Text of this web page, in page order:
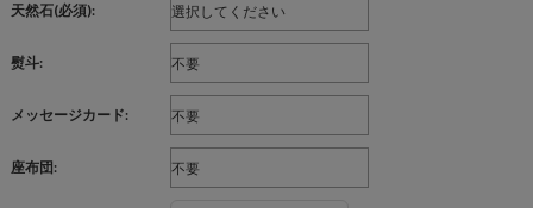
天然石(必須):
熨斗:
メッセージカード:
座布団: